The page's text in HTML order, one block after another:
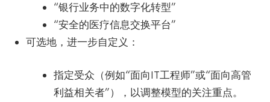
“银行业务中的数字化转型”
“安全的医疗信息交换平台”
可选地，进一步自定义：
指定受众（例如“面向IT工程师”或“面向高管
利益相关者”），以调整模型的关注重点。